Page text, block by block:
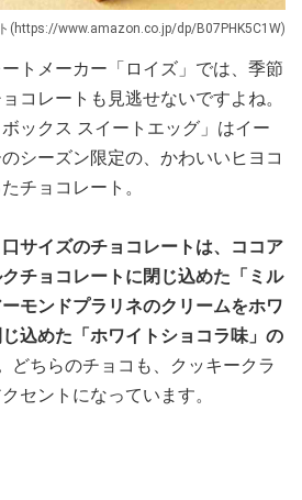
(https://www.amazon.co.jp/dp/B07PHK5C1W)
トメーカー「ロイズ」では、季節
コレートも見逃せないですよね。
ボックス スイートエッグ」はイー
シーズン限定の、かわいいヒヨコ
チョコレート。
サイズのチョコレートは、ココア
チョコレートに閉じ込めた「ミル
モンドプラリネのクリームをホワ
込めた「ホワイトショコラ味」の
どちらのチョコも、クッキークラ
セントになっています。